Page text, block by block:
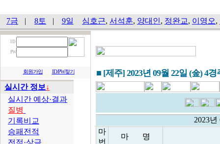
7금 | 8토 | 9일 심호근, 서석훈, 양대인, 정완교, 이영오,
I D
PW
회원가입 ID/PW찾기
실시간 정보↓
실시간 예상·결과
질병
기록비교
승패전적
전적·상금
■ [제주] 2023년 09월 22일 (金) 4경
2023
마
번
마 명